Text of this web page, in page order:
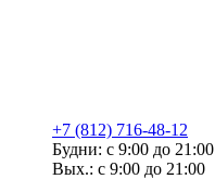
+7 (812) 716-48-12
Будни: с 9:00 до 21:00
Вых.: с 9:00 до 21:00